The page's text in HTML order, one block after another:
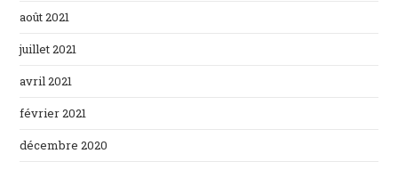
août 2021
juillet 2021
avril 2021
février 2021
décembre 2020